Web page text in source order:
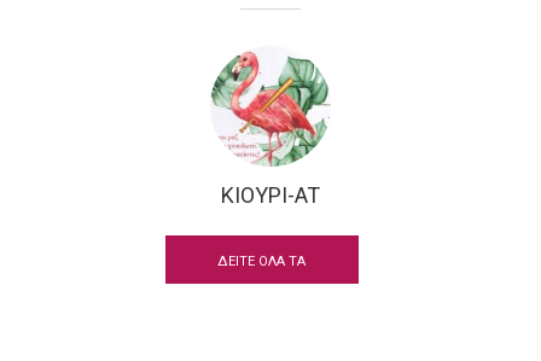
ΚΙΟΥΡΙ-AT
ΔΕΙΤΕ ΟΛΑ ΤΑ